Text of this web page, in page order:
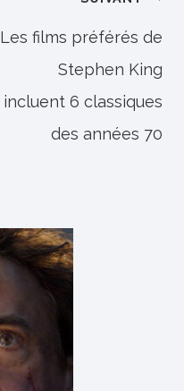
Les films préférés de
Stephen King
incluent 6 classiques
des années 70